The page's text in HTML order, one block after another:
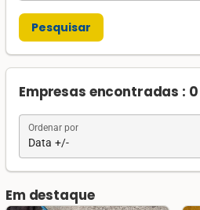
Pesquisar
Empresas encontradas : 0
Data +/-
Ordenar por
Em destaque